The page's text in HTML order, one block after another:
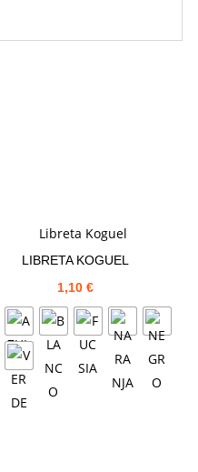
LIBRETA KOGUEL
1,10€